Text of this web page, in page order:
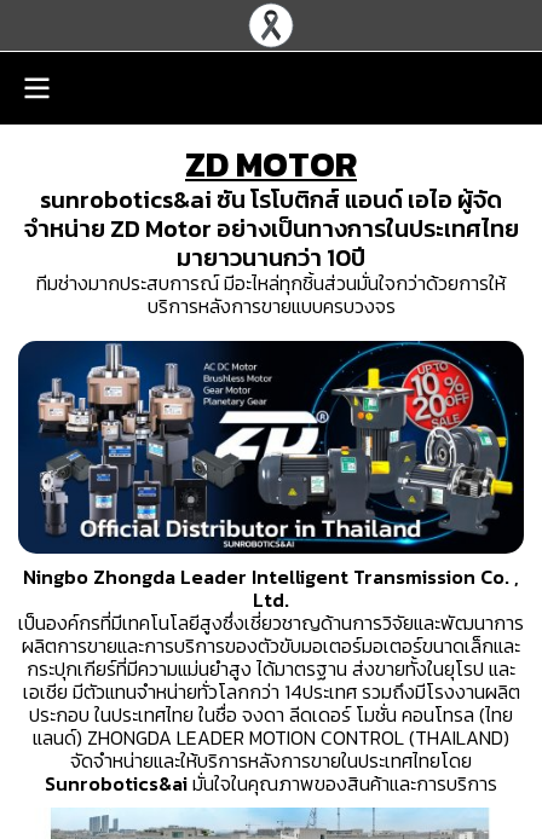
ZD MOTOR
sunrobotics&ai ซัน โรโบติกส์ แอนด์ เอไอ ผู้จัด
จำหน่าย ZD Motor อย่างเป็นทางการในประเทศไทย
มายาวนานกว่า 10ปี
ทีมช่างมากประสบการณ์ มีอะไหล่ทุกชิ้นส่วนมั่นใจกว่าด้วยการให้
บริการหลังการขายแบบครบวงจร
Ningbo Zhongda Leader Intelligent Transmission Co. ,
Ltd.
เป็นองค์กรที่มีเทคโนโลยีสูงซึ่งเชี่ยวชาญด้านการวิจัยและพัฒนาการ
ผลิตการขายและการบริการของตัวขับมอเตอร์มอเตอร์ขนาดเล็กและ
กระปุกเกียร์ที่มีความแม่นยำสูง ได้มาตรฐาน ส่งขายทั้งในยุโรป และ
เอเชีย มีตัวแทนจำหน่ายทั่วโลกกว่า 14ประเทศ รวมถึงมีโรงงานผลิต
ประกอบ ในประเทศไทย ในชื่อ จงดา ลีดเดอร์ โมชั่น คอนโทรล (ไทย
แลนด์) ZHONGDA LEADER MOTION CONTROL (THAILAND)
จัดจำหน่ายและให้บริการหลังการขายในประเทศไทยโดย
Sunrobotics&aiมั่นใจในคุณภาพของสินค้าและการบริการ